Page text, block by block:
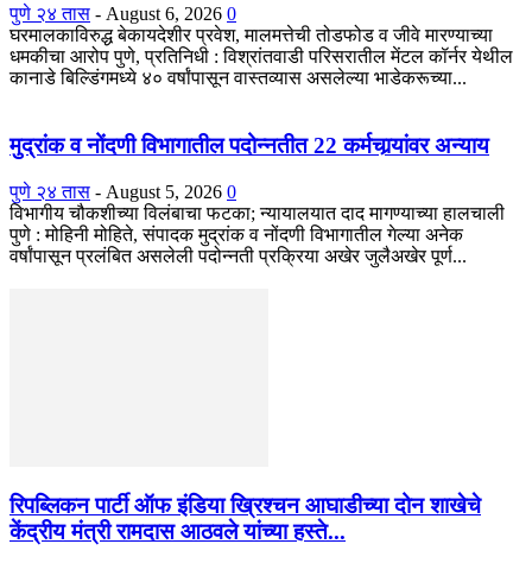
पुणे २४ तास - August 6, 2026 0
घरमालकाविरुद्ध बेकायदेशीर प्रवेश, मालमत्तेची तोडफोड व जीवे मारण्याच्या
धमकीचा आरोप पुणे, प्रतिनिधी : विश्रांतवाडी परिसरातील मेंटल कॉर्नर येथील
कानाडे बिल्डिंगमध्ये ४० वर्षांपासून वास्तव्यास असलेल्या भाडेकरूच्या...
मुद्रांक व नोंदणी विभागातील पदोन्नतीत 22 कर्मचार्‍यांवर अन्याय
पुणे २४ तास - August 5, 2026 0
विभागीय चौकशीच्या विलंबाचा फटका; न्यायालयात दाद मागण्याच्या हालचाली
पुणे : मोहिनी मोहिते, संपादक मुद्रांक व नोंदणी विभागातील गेल्या अनेक
वर्षांपासून प्रलंबित असलेली पदोन्नती प्रक्रिया अखेर जुलैअखेर पूर्ण...
रिपब्लिकन पार्टी ऑफ इंडिया ख्रिश्चन आघाडीच्या दोन शाखेचे
केंद्रीय मंत्री रामदास आठवले यांच्या हस्ते...